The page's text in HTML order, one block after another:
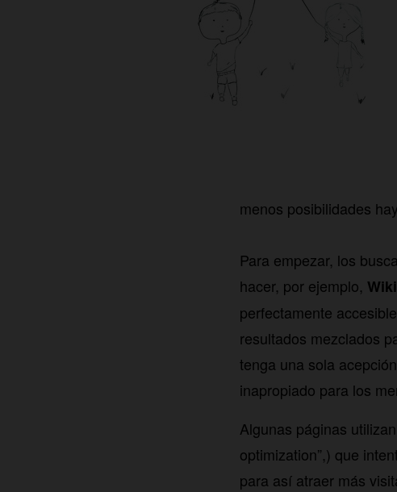
menos posibilidades
Para empezar, los
hacer, por ejemplo,
perfectamente
resultados mezclados
tenga una sola
inapropiado para los
Algunas páginas
optimization”,) que
para así atraer más